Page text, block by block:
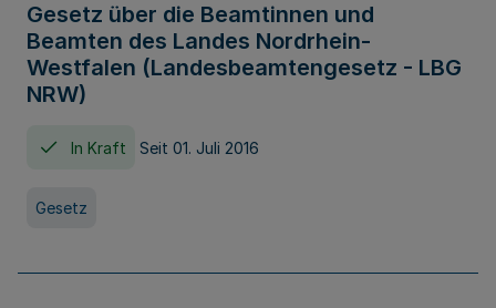
Gesetz über die Beamtinnen und
Beamten des Landes Nordrhein-
Westfalen (Landesbeamtengesetz - LBG
NRW)
In Kraft Seit 01. Juli 2016
Gesetz